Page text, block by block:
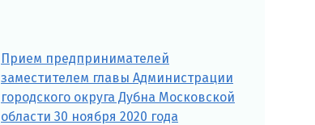
Прием предпринимателей
заместителем главы Администрации
городского округа Дубна Московской
области 30 ноября 2020 года